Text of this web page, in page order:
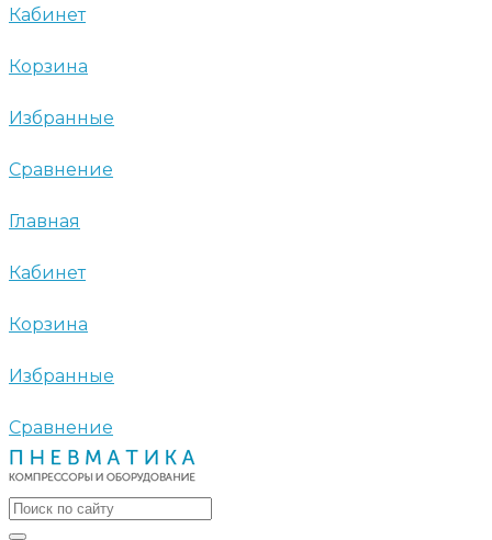
Кабинет
Корзина
Избранные
Сравнение
Главная
Кабинет
Корзина
Избранные
Сравнение